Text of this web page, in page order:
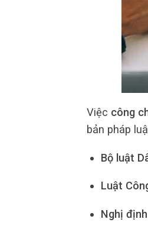
Việc công
bản pháp
Bộ luật
Luật
Nghị